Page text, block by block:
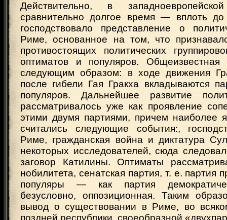
Действительно, в
сравнительно долгое время — вплоть
господствовало представление о
Риме, основанное на том, что
противостоящих политических
оптиматов и популяров. Общеизвестная
следующим образом: в ходе движения
после гибели Гая Гракха вкладываются
популяров. Дальнейшее развитие
рассматривалось уже как проявление
этими двумя партиями, причем наиболее
считались следующие события:,
Риме, гражданская война и диктатура
некоторых исследователей, сюда
заговор Катилины. Оптиматы
нобилитета, сенатская партия, т. е. партия
популяры — как партия
безусловно, оппозиционная. Таким
вывод о существовании в Риме, во
поздней республики, своеобразной